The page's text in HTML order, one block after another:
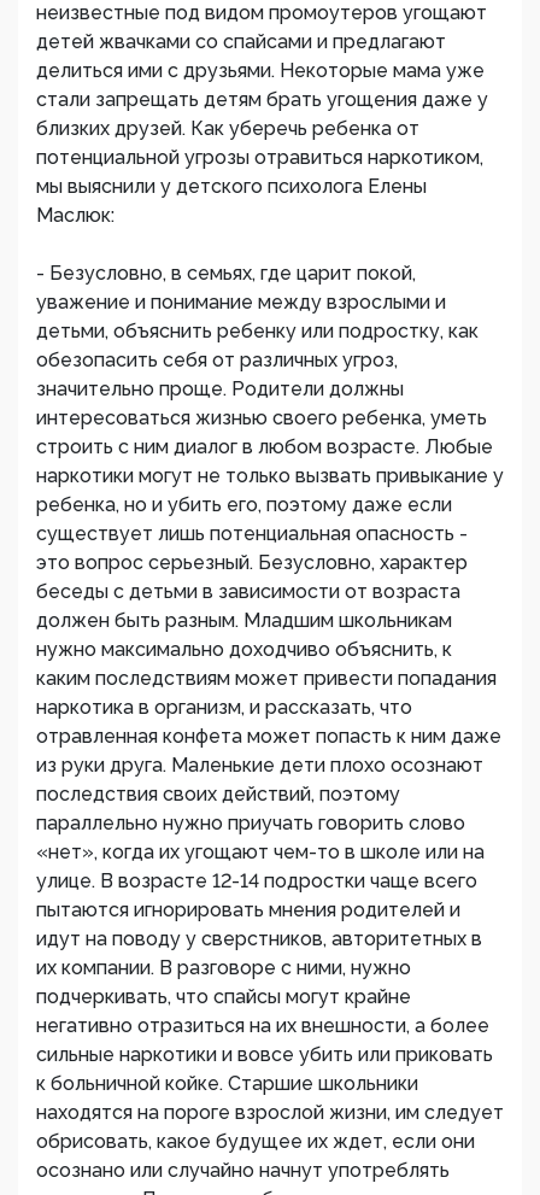
неизвестные под видом промоутеров угощают
детей жвачками со спайсами и предлагают
делиться ими с друзьями. Некоторые мама уже
стали запрещать детям брать угощения даже у
близких друзей. Как уберечь ребенка от
потенциальной угрозы отравиться наркотиком,
мы выяснили у детского психолога Елены
Маслюк:
- Безусловно, в семьях, где царит покой,
уважение и понимание между взрослыми и
детьми, объяснить ребенку или подростку, как
обезопасить себя от различных угроз,
значительно проще. Родители должны
интересоваться жизнью своего ребенка, уметь
строить с ним диалог в любом возрасте. Любые
наркотики могут не только вызвать привыкание у
ребенка, но и убить его, поэтому даже если
существует лишь потенциальная опасность -
это вопрос серьезный. Безусловно, характер
беседы с детьми в зависимости от возраста
должен быть разным. Младшим школьникам
нужно максимально доходчиво объяснить, к
каким последствиям может привести попадания
наркотика в организм, и рассказать, что
отравленная конфета может попасть к ним даже
из руки друга. Маленькие дети плохо осознают
последствия своих действий, поэтому
параллельно нужно приучать говорить слово
«нет», когда их угощают чем-то в школе или на
улице. В возрасте 12-14 подростки чаще всего
пытаются игнорировать мнения родителей и
идут на поводу у сверстников, авторитетных в
их компании. В разговоре с ними, нужно
подчеркивать, что спайсы могут крайне
негативно отразиться на их внешности, а более
сильные наркотики и вовсе убить или приковать
к больничной койке. Старшие школьники
находятся на пороге взрослой жизни, им следует
обрисовать, какое будущее их ждет, если они
осознано или случайно начнут употреблять